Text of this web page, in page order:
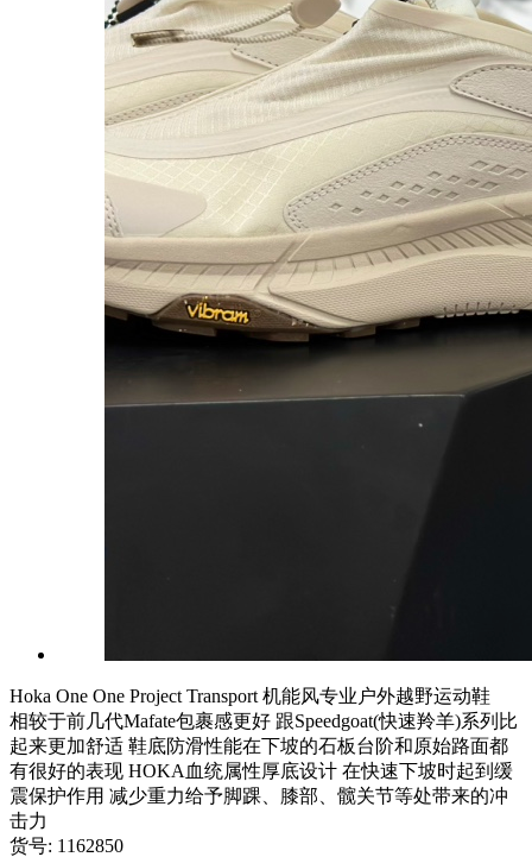
Hoka One One Project Transport 机能风专业户外越野运动鞋
相较于前几代Mafate包裹感更好 跟Speedgoat(快速羚羊)系列比
起来更加舒适 鞋底防滑性能在下坡的石板台阶和原始路面都
有很好的表现 HOKA血统属性厚底设计 在快速下坡时起到缓
震保护作用 减少重力给予脚踝、膝部、髋关节等处带来的冲
击力
货号: 1162850